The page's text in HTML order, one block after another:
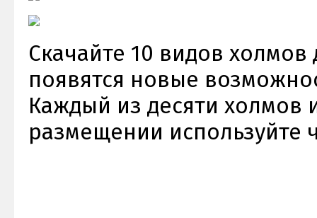
Скачайте 10 видов холмов
появятся новые
Каждый из десяти холмов
размещении используйте